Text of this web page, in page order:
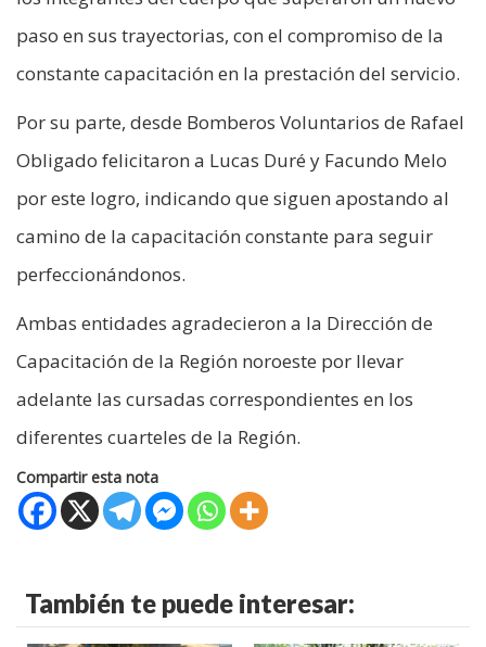
paso en sus trayectorias, con el compromiso de la
constante capacitación en la prestación del servicio.
Por su parte, desde Bomberos Voluntarios de Rafael
Obligado felicitaron a Lucas Duré y Facundo Melo
por este logro, indicando que siguen apostando al
camino de la capacitación constante para seguir
perfeccionándonos.
Ambas entidades agradecieron a la Dirección de
Capacitación de la Región noroeste por llevar
adelante las cursadas correspondientes en los
diferentes cuarteles de la Región.
Compartir esta nota
También te puede interesar: